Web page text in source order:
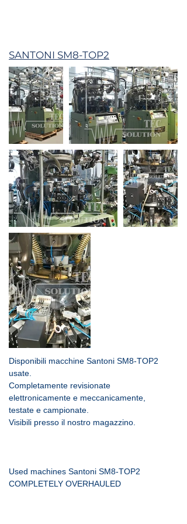
SANTONI SM8-TOP2
Disponibili macchine Santoni SM8-TOP2
usate.
Completamente revisionate
elettronicamente e meccanicamente,
testate e campionate.
Visibili presso il nostro magazzino.
Used machines Santoni SM8-TOP2
COMPLETELY OVERHAULED